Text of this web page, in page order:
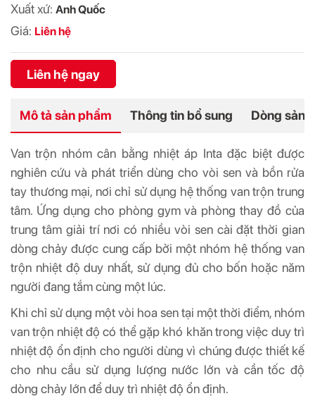
Xuất xứ: Anh Quốc
Giá: Liên hệ
Liên hệ ngay
Mô tả sản phẩm Thông tin bổ sung Dòng sản
Van trộn nhóm cân bằng nhiệt áp Inta đặc biệt được
nghiên cứu và phát triển dùng cho vòi sen và bồn rửa
tay thương mại, nơi chỉ sử dụng hệ thống van trộn trung
tâm. Ứng dụng cho phòng gym và phòng thay đồ của
trung tâm giải trí nơi có nhiều vòi sen cài đặt thời gian
dòng chảy được cung cấp bởi một nhóm hệ thống van
trộn nhiệt độ duy nhất, sử dụng đủ cho bốn hoặc năm
người đang tắm cùng một lúc.
Khi chỉ sử dụng một vòi hoa sen tại một thời điểm, nhóm
van trộn nhiệt độ có thể gặp khó khăn trong việc duy trì
nhiệt độ ổn định cho người dùng vì chúng được thiết kế
cho nhu cầu sử dụng lượng nước lớn và cần tốc độ
dòng chảy lớn để duy trì nhiệt độ ổn định.